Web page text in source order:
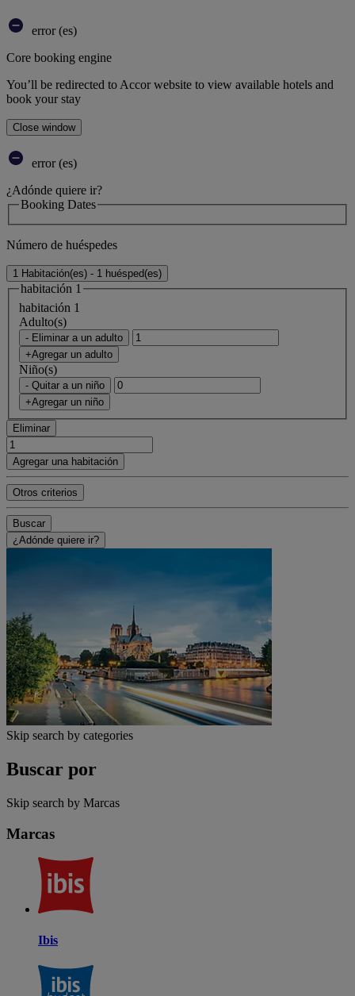
error (es)
Core booking engine
You’ll be redirected to Accor website to view available hotels and
book your stay
Close window
error (es)
¿Adónde quiere ir?
Booking Dates
Número de huéspedes
1 Habitación(es) - 1 huésped(es)
habitación 1
habitación 1
Adulto(s)
- Eliminar a un adulto
+Agregar un adulto
Niño(s)
- Quitar a un niño
+Agregar un niño
Eliminar
Agregar una habitación
Otros criterios
Buscar
¿Adónde quiere ir?
Skip search by categories
Buscar por
Skip search by Marcas
Marcas
Ibis